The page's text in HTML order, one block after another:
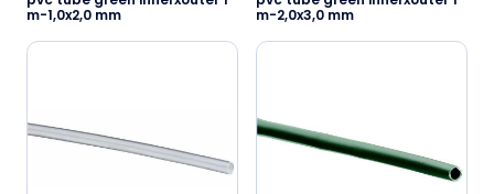
m-1,0x2,0 mm
m-2,0x3,0 mm